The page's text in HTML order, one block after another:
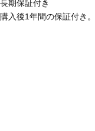
長期保証付き
購入後1年間の保証付き